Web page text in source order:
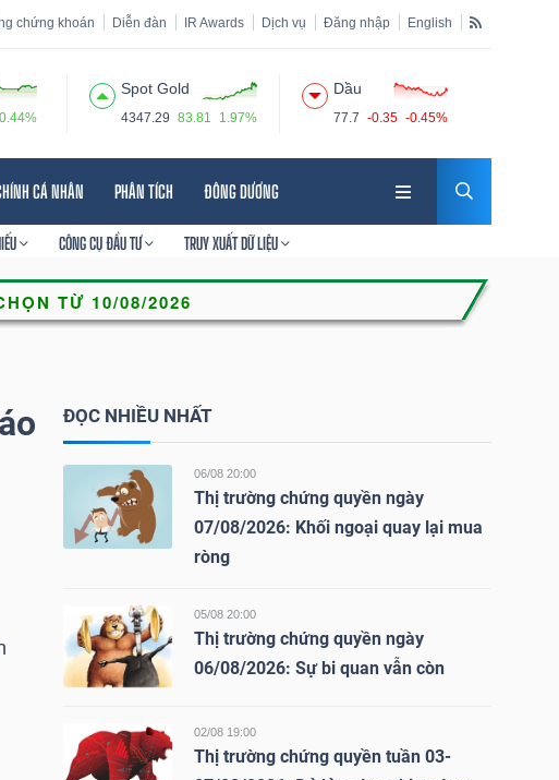
chứng khoán Diễn đàn IR Awards Dịch vụ Đăng nhập English
0.44%
Spot Gold
4347.29 83.81 1.97%
Dầu
77.7 -0.35 -0.45%
CÁ NHÂN PHÂN TÍCH ĐÔNG DƯƠNG
CÔNG CỤ ĐẦU TƯ TRUY XUẤT DỮ LIỆU
ĐỌC NHIỀU NHẤT
06/08 20:00
Thị trường chứng quyền ngày
07/08/2026: Khối ngoại quay lại mua
ròng
05/08 20:00
Thị trường chứng quyền ngày
06/08/2026: Sự bi quan vẫn còn
02/08 19:00
Thị trường chứng quyền tuần 03-